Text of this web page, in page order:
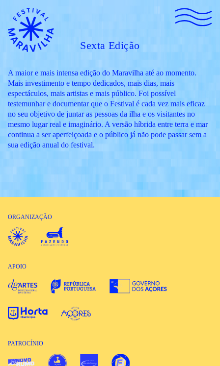
Sexta Edição
A maior e mais intensa edição do Maravilha até ao momento.
Mais investimento e tempo dedicados, mais dias, mais
espectáculos, mais artistas e mais público. Foi possível
testemunhar e documentar que o Festival é cada vez mais eficaz
no seu objetivo de juntar as pessoas da ilha e os visitantes no
mesmo lugar real e imaginário. A versão híbrida entre terra e mar
continua a ser aperfeiçoada e o público já não pode passar sem a
sua edição anual do festival.
ORGANIZAÇÃO
APOIO
PATROCÍNIO